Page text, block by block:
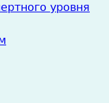
уровня